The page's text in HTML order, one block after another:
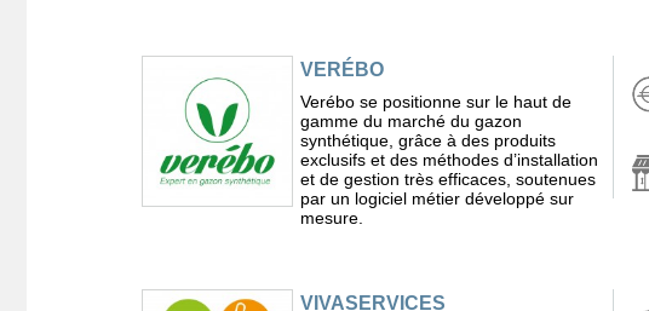
VERÉBO
Verébo se positionne sur le haut de
gamme du marché du gazon
synthétique, grâce à des produits
exclusifs et des méthodes d’installation
et de gestion très efficaces, soutenues
par un logiciel métier développé sur
mesure.
VIVASERVICES